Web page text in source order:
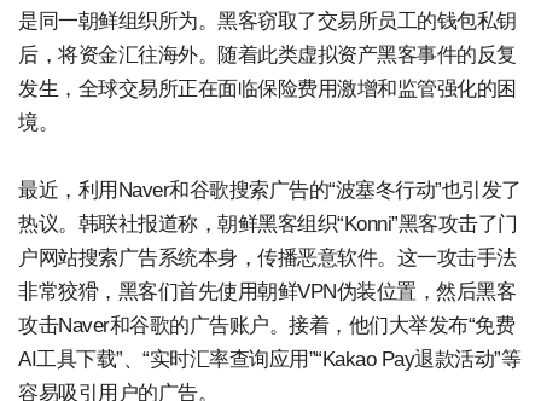
是同一朝鲜组织所为。黑客窃取了交易所员工的钱包私钥
后，将资金汇往海外。随着此类虚拟资产黑客事件的反复
发生，全球交易所正在面临保险费用激增和监管强化的困
境。
最近，利用Naver和谷歌搜索广告的“波塞冬行动”也引发了
热议。韩联社报道称，朝鲜黑客组织“Konni”黑客攻击了门
户网站搜索广告系统本身，传播恶意软件。这一攻击手法
非常狡猾，黑客们首先使用朝鲜VPN伪装位置，然后黑客
攻击Naver和谷歌的广告账户。接着，他们大举发布“免费
AI工具下载”、“实时汇率查询应用”“Kakao Pay退款活动”等
容易吸引用户的广告。